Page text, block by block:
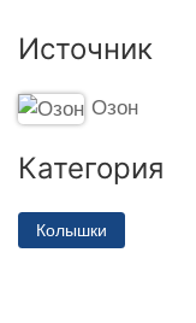
Источник
Озон
Категория
Колышки